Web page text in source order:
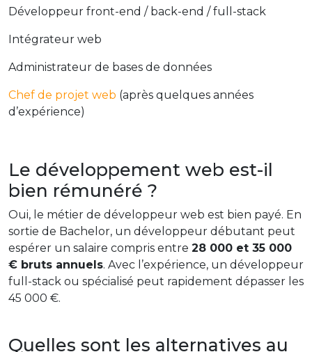
Développeur front-end / back-end / full-stack
Intégrateur web
Administrateur de bases de données
Chef de projet web (après quelques années
d’expérience)
Le développement web est-il
bien rémunéré ?
Oui, le métier de développeur web est bien payé. En
sortie de Bachelor, un développeur débutant peut
espérer un salaire compris entre 28 000 et 35 000
€ bruts annuels. Avec l’expérience, un développeur
full-stack ou spécialisé peut rapidement dépasser les
45 000 €.
Quelles sont les alternatives au